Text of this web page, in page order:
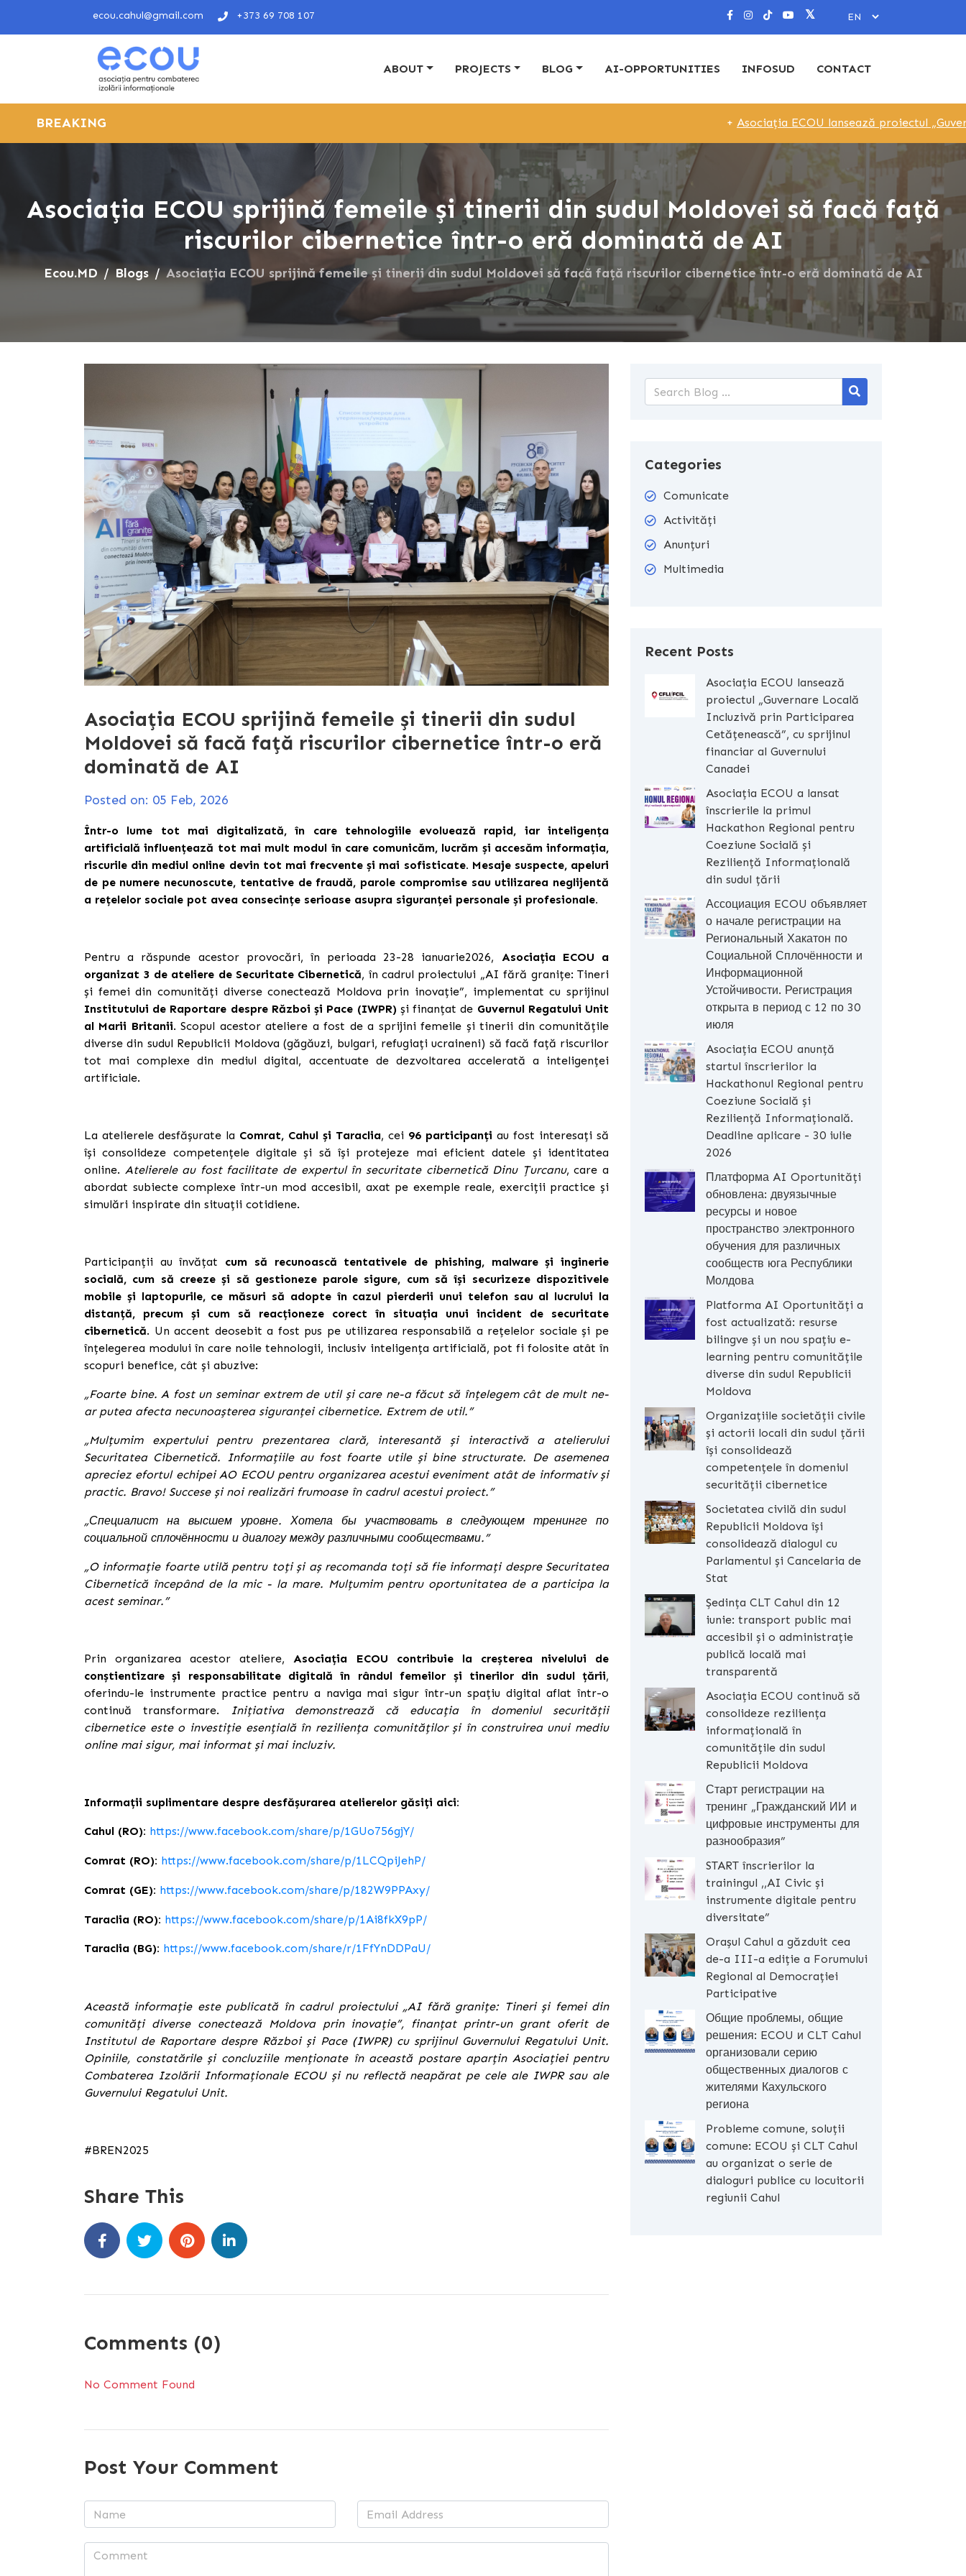
ecou.cahul@gmail.com +373 69 708 107
ABOUT PROJECTS BLOG AI-OPPORTUNITIES INFOSUD CONTACT
BREAKING Asociația ECOU lansează proiectul „Guvernare
Asociația ECOU sprijină femeile și tinerii din sudul Moldovei să facă față
riscurilor cibernetice într-o eră dominată de AI
Ecou.MD Blogs Asociația ECOU sprijină femeile și tinerii din sudul Moldovei să facă față riscurilor cibernetice într-o eră dominată de AI
Asociația ECOU sprijină femeile și tinerii din sudul
Moldovei să facă față riscurilor cibernetice într-o eră
dominată de AI
Posted on: 05 Feb, 2026
Într-o lume tot mai digitalizată, în care tehnologiile evoluează rapid, iar inteligența
artificială influențează tot mai mult modul în care comunicăm, lucrăm și accesăm informația,
riscurile din mediul online devin tot mai frecvente și mai sofisticate. Mesaje suspecte, apeluri
de pe numere necunoscute, tentative de fraudă, parole compromise sau utilizarea neglijentă
a rețelelor sociale pot avea consecințe serioase asupra siguranței personale și profesionale.
Pentru a răspunde acestor provocări, în perioada 23-28 ianuarie2026, Asociația ECOU a
organizat 3 de ateliere de Securitate Cibernetică, în cadrul proiectului „AI fără granițe: Tineri
și femei din comunități diverse conectează Moldova prin inovație”, implementat cu sprijinul
Institutului de Raportare despre Război și Pace (IWPR) și finanțat de Guvernul Regatului Unit
al Marii Britanii.Scopul acestor ateliere a fost de a sprijini femeile și tinerii din comunitățile
diverse din sudul Republicii Moldova (găgăuzi, bulgari, refugiați ucraineni) să facă față riscurilor
tot mai complexe din mediul digital, accentuate de dezvoltarea accelerată a inteligenței
artificiale.
La atelierele desfășurate la Comrat, Cahul și Taraclia, cei 96 participanți au fost interesați să
își consolideze competențele digitale și să își protejeze mai eficient datele și identitatea
online. Atelierele au fost facilitate de expertul în securitate cibernetică Dinu Țurcanu, care a
abordat subiecte complexe într-un mod accesibil, axat pe exemple reale, exerciții practice și
simulări inspirate din situații cotidiene.
Participanții au învățat cum să recunoască tentativele de phishing, malware și inginerie
socială, cum să creeze și să gestioneze parole sigure, cum să își securizeze dispozitivele
mobile și laptopurile, ce măsuri să adopte în cazul pierderii unui telefon sau al lucrului la
distanță, precum și cum să reacționeze corect în situația unui incident de securitate
cibernetică. Un accent deosebit a fost pus pe utilizarea responsabilă a rețelelor sociale și pe
înțelegerea modului în care noile tehnologii, inclusiv inteligența artificială, pot fi folosite atât în
scopuri benefice, cât și abuzive:
„Foarte bine. A fost un seminar extrem de util și care ne-a făcut să înțelegem cât de mult ne-
ar putea afecta necunoașterea siguranței cibernetice. Extrem de util.”
„Mulțumim expertului pentru prezentarea clară, interesantă și interactivă a atelierului
Securitatea Cibernetică. Informațiile au fost foarte utile și bine structurate. De asemenea
apreciez efortul echipei AO ECOU pentru organizarea acestui eveniment atât de informativ și
practic. Bravo! Succese și noi realizări frumoase în cadrul acestui proiect.”
„Специалист на высшем уровне. Хотела бы участвовать в следующем тренинге по
социальной сплочённости и диалогу между различными сообществами.”
„O informație foarte utilă pentru toți și aș recomanda toți să fie informați despre Securitatea
Cibernetică începând de la mic - la mare. Mulțumim pentru oportunitatea de a participa la
acest seminar.”
Prin organizarea acestor ateliere, Asociația ECOU contribuie la creșterea nivelului de
conștientizare și responsabilitate digitală în rândul femeilor și tinerilor din sudul țării,
oferindu-le instrumente practice pentru a naviga mai sigur într-un spațiu digital aflat într-o
continuă transformare.
Inițiativa demonstrează că educația în domeniul securității
cibernetice este o investiție esențială în reziliența comunităților și în construirea unui mediu
online mai sigur, mai informat și mai incluziv.
Informații suplimentare despre desfășurarea atelierelor găsiți aici:
Cahul (RO): https://www.facebook.com/share/p/1GUo756gjY/
Comrat (RO): https://www.facebook.com/share/p/1LCQpiJehP/
Comrat (GE): https://www.facebook.com/share/p/182W9PPAxy/
Taraclia (RO): https://www.facebook.com/share/p/1Ai8fkX9pP/
Taraclia (BG): https://www.facebook.com/share/r/1FfYnDDPaU/
Această informație este publicată în cadrul proiectului „AI fără granițe: Tineri și femei din
comunități diverse conectează Moldova prin inovație”, finanțat printr-un grant oferit de
Institutul de Raportare despre Război și Pace (IWPR) cu sprijinul Guvernului Regatului Unit.
Opiniile, constatările și concluziile menționate în această postare aparțin Asociației pentru
Combaterea Izolării Informaționale ECOU și nu reflectă neapărat pe cele ale IWPR sau ale
Guvernului Regatului Unit.
#BREN2025
Share This
Comments (0)
No Comment Found
Post Your Comment
Categories
Comunicate
Activități
Anunțuri
Multimedia
Recent Posts
Asociația ECOU lansează
proiectul „Guvernare Locală
Incluzivă prin Participarea
Cetățenească”, cu sprijinul
financiar al Guvernului
Canadei
Asociația ECOU a lansat
înscrierile la primul
Hackathon Regional pentru
Coeziune Socială și
Reziliență Informațională
din sudul țării
Ассоциация ECOU объявляет
о начале регистрации на
Региональный Хакатон по
Социальной Сплочённости и
Информационной
Устойчивости. Регистрация
открыта в период с 12 по 30
июля
Asociația ECOU anunță
startul înscrierilor la
Hackathonul Regional pentru
Coeziune Socială și
Reziliență Informațională.
Deadline aplicare - 30 iulie
2026
Платформа AI Oportunități
обновлена: двуязычные
ресурсы и новое
пространство электронного
обучения для различных
сообществ юга Республики
Молдова
Platforma AI Oportunități a
fost actualizată: resurse
bilingve și un nou spațiu e-
learning pentru comunitățile
diverse din sudul Republicii
Moldova
Organizațiile societății civile
și actorii locali din sudul țării
își consolidează
competențele în domeniul
securității cibernetice
Societatea civilă din sudul
Republicii Moldova își
consolidează dialogul cu
Parlamentul și Cancelaria de
Stat
Ședința CLT Cahul din 12
iunie: transport public mai
accesibil și o administrație
publică locală mai
transparentă
Asociația ECOU continuă să
consolideze reziliența
informațională în
comunitățile din sudul
Republicii Moldova
Старт регистрации на
тренинг „Гражданский ИИ и
цифровые инструменты для
разнообразия”
START înscrierilor la
trainingul ,,AI Civic și
instrumente digitale pentru
diversitate”
Orașul Cahul a găzduit cea
de-a III-a ediție a Forumului
Regional al Democrației
Participative
Общие проблемы, общие
решения: ECOU и CLT Cahul
организовали серию
общественных диалогов с
жителями Кахульского
региона
Probleme comune, soluții
comune: ECOU și CLT Cahul
au organizat o serie de
dialoguri publice cu locuitorii
regiunii Cahul